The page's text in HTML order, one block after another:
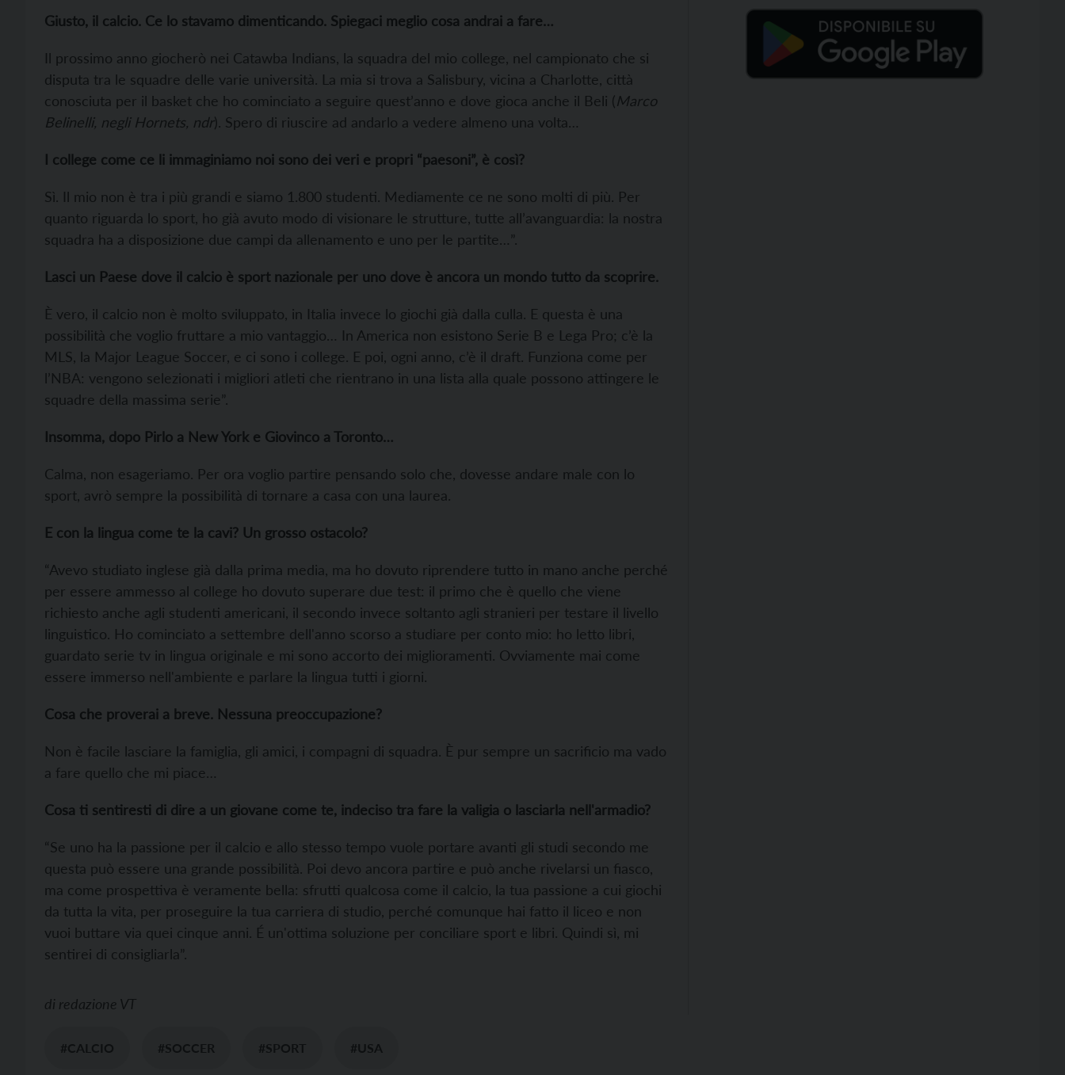
Giusto, il calcio. Ce lo stavamo dimenticando. Spiegaci meglio cosa andrai a fare…
Il prossimo anno giocherò nei Catawba Indians, la squadra del mio college, nel campionato che si
disputa tra le squadre delle varie università. La mia si trova a Salisbury, vicina a Charlotte, città
conosciuta per il basket che ho cominciato a seguire quest’anno e dove gioca anche il Beli (Marco
Belinelli, negli Hornets, ndr). Spero di riuscire ad andarlo a vedere almeno una volta…
I college come ce li immaginiamo noi sono dei veri e propri “paesoni”, è così?
Sì. Il mio non è tra i più grandi e siamo 1.800 studenti. Mediamente ce ne sono molti di più. Per
quanto riguarda lo sport, ho già avuto modo di visionare le strutture, tutte all’avanguardia: la nostra
squadra ha a disposizione due campi da allenamento e uno per le partite…”.
Lasci un Paese dove il calcio è sport nazionale per uno dove è ancora un mondo tutto da scoprire.
È vero, il calcio non è molto sviluppato, in Italia invece lo giochi già dalla culla. E questa è una
possibilità che voglio fruttare a mio vantaggio… In America non esistono Serie B e Lega Pro; c’è la
MLS, la Major League Soccer, e ci sono i college. E poi, ogni anno, c’è il draft. Funziona come per
l’NBA: vengono selezionati i migliori atleti che rientrano in una lista alla quale possono attingere le
squadre della massima serie”.
Insomma, dopo Pirlo a New York e Giovinco a Toronto…
Calma, non esageriamo. Per ora voglio partire pensando solo che, dovesse andare male con lo
sport, avrò sempre la possibilità di tornare a casa con una laurea.
E con la lingua come te la cavi? Un grosso ostacolo?
“Avevo studiato inglese già dalla prima media, ma ho dovuto riprendere tutto in mano anche perché
per essere ammesso al college ho dovuto superare due test: il primo che è quello che viene
richiesto anche agli studenti americani, il secondo invece soltanto agli stranieri per testare il livello
linguistico. Ho cominciato a settembre dell'anno scorso a studiare per conto mio: ho letto libri,
guardato serie tv in lingua originale e mi sono accorto dei miglioramenti. Ovviamente mai come
essere immerso nell'ambiente e parlare la lingua tutti i giorni.
Cosa che proverai a breve. Nessuna preoccupazione?
Non è facile lasciare la famiglia, gli amici, i compagni di squadra. È pur sempre un sacrificio ma vado
a fare quello che mi piace…
Cosa ti sentiresti di dire a un giovane come te, indeciso tra fare la valigia o lasciarla nell'armadio?
“Se uno ha la passione per il calcio e allo stesso tempo vuole portare avanti gli studi secondo me
questa può essere una grande possibilità. Poi devo ancora partire e può anche rivelarsi un fiasco,
ma come prospettiva è veramente bella: sfrutti qualcosa come il calcio, la tua passione a cui giochi
da tutta la vita, per proseguire la tua carriera di studio, perché comunque hai fatto il liceo e non
vuoi buttare via quei cinque anni. É un'ottima soluzione per conciliare sport e libri. Quindi sì, mi
sentirei di consigliarla”.
di redazione VT
#CALCIO #SOCCER #SPORT #USA